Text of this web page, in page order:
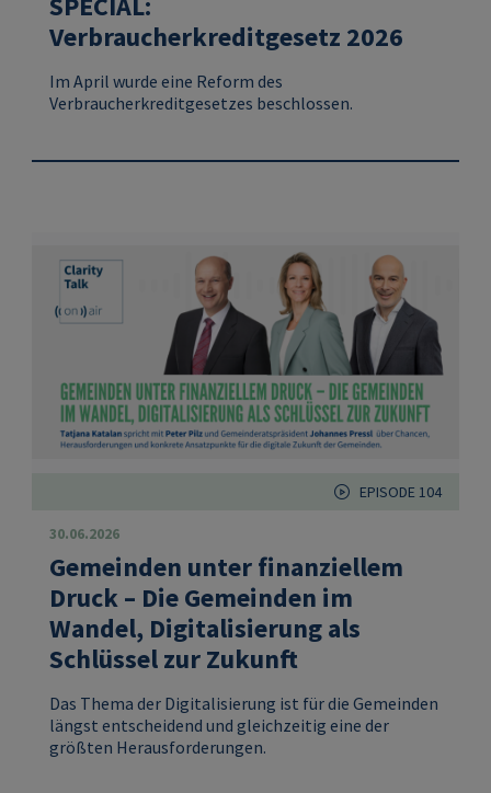
Verbraucherkreditgesetz 2026
Im April wurde eine Reform des
Verbraucherkreditgesetzes beschlossen.
EPISODE 104
30.06.2026
Gemeinden unter finanziellem
Druck – Die Gemeinden im
Wandel, Digitalisierung als
Schlüssel zur Zukunft
Das Thema der Digitalisierung ist für die Gemeinden
längst entscheidend und gleichzeitig eine der
größten Herausforderungen.